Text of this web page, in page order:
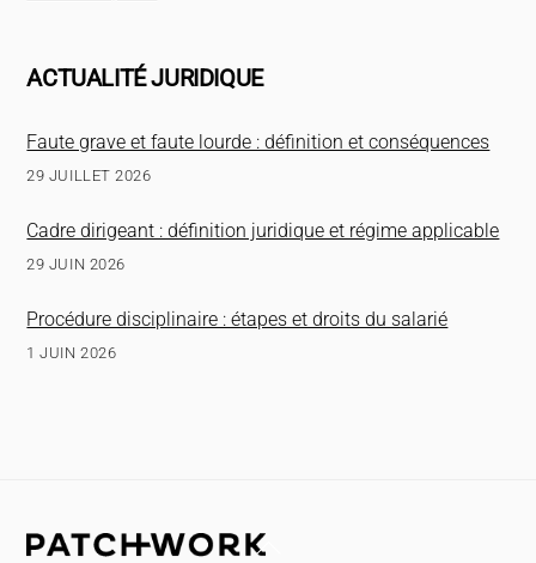
ACTUALITÉ JURIDIQUE
Faute grave et faute lourde : définition et conséquences
29 JUILLET 2026
Cadre dirigeant : définition juridique et régime applicable
29 JUIN 2026
Procédure disciplinaire : étapes et droits du salarié
1 JUIN 2026